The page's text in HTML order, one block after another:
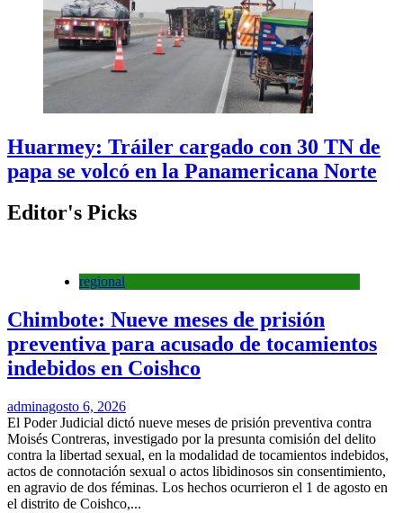
Huarmey: Tráiler cargado con 30 TN de
papa se volcó en la Panamericana Norte
Editor's Picks
regional
Chimbote: Nueve meses de prisión
preventiva para acusado de tocamientos
indebidos en Coishco
adminagosto 6, 2026
El Poder Judicial dictó nueve meses de prisión preventiva contra
Moisés Contreras, investigado por la presunta comisión del delito
contra la libertad sexual, en la modalidad de tocamientos indebidos,
actos de connotación sexual o actos libidinosos sin consentimiento,
en agravio de dos féminas. Los hechos ocurrieron el 1 de agosto en
el distrito de Coishco,...